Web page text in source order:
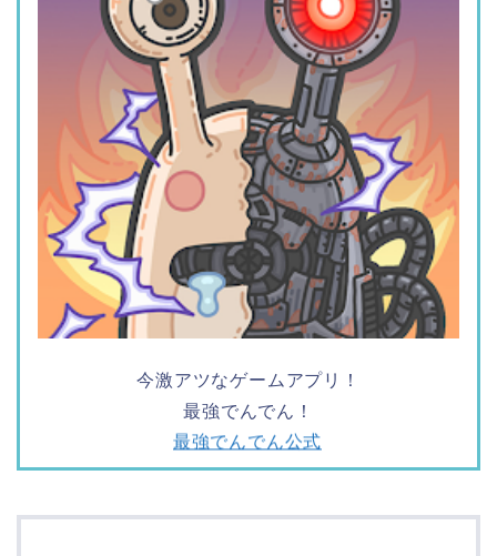
今激アツなゲームアプリ！
最強でんでん！
最強でんでん公式